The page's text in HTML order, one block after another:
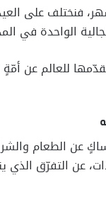
فنختلف على
الواحدة في
للعالم عن أمّةٍ
عن الطعام
عن التفرّق